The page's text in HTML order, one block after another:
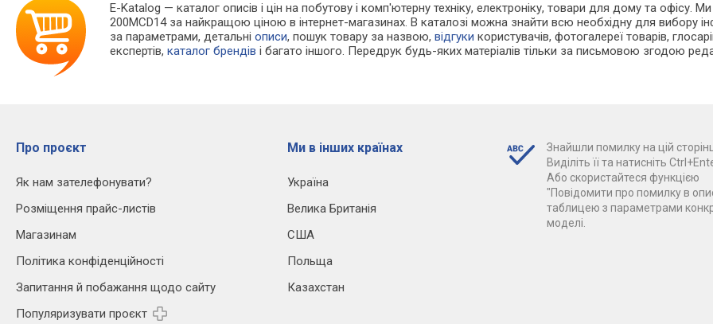
E-Katalog — каталог описів і цін на побутову і комп'ютерну техніку, електроніку, товари для дому та
200MCD14 за найкращою ціною в інтернет-магазинах. В каталозі можна знайти всю необхідну для вибору
за параметрами, детальніописи, пошук товару за назвою,відгуки користувачів, фотогалереї товарів,
експертів,каталог брендів і багато іншого. Передрук будь-яких матеріалів тільки за письмовою згодою
Про проєкт
Як нам зателефонувати?
Розміщення прайс-листів
Магазинам
Політика конфіденційності
Запитання й побажання щодо сайту
Популяризувати проєкт
Ми в інших країнах
Україна
Велика Британія
США
Польща
Казахстан
Знайшли помилку на цій
Виділіть її та натисніть
Або скористайтеся функцією
"Повідомити про помилку в
таблицею з параметрами
моделі.